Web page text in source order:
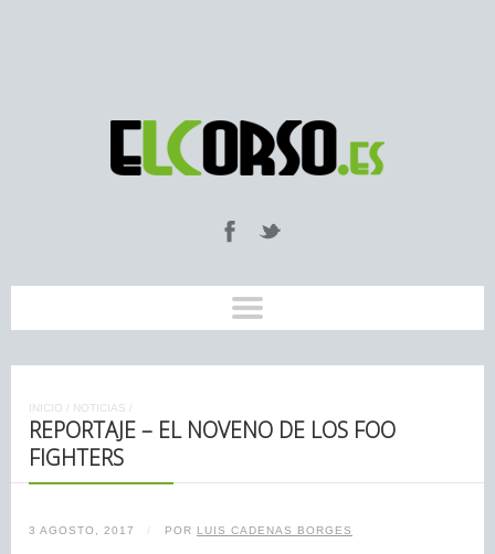
INICIO / NOTICIAS /
REPORTAJE – EL NOVENO DE LOS FOO
FIGHTERS
3 AGOSTO, 2017 / POR LUIS CADENAS BORGES